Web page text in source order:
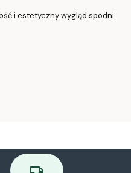
i estetyczny wygląd spodni